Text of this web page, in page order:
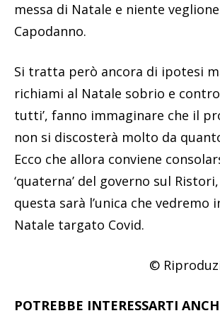
messa di Natale e niente
Capodanno.
Si tratta però ancora di ipotesi
richiami al Natale sobrio e
tutti’, fanno immaginare che il
non si discosterà molto da
Ecco che allora conviene
‘quaterna’ del governo sul
questa sarà l’unica che vedremo
Natale targato Covid.
©
POTREBBE INTERESSARTI